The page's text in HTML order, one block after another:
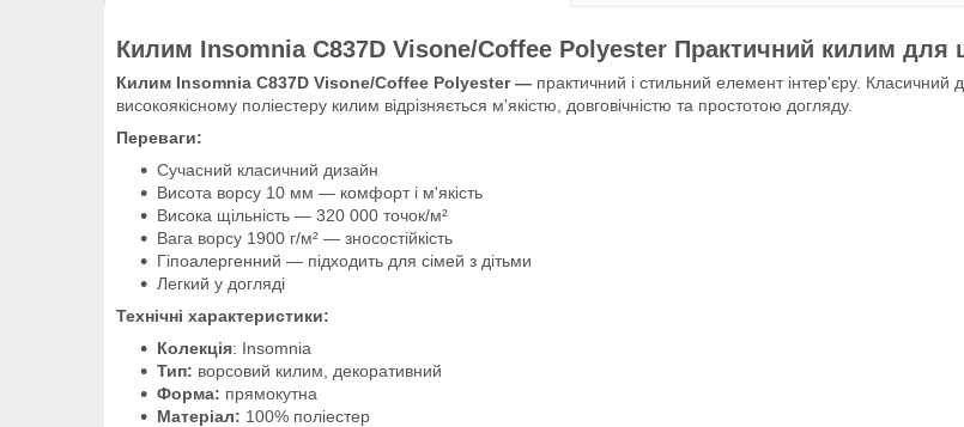
Килим Insomnia C837D Visone/Coffee Polyester Практичний килим для
Килим Insomnia C837D Visone/Coffee Polyester — практичний і стильний елемент інтер'єру.
високоякісному поліестеру килим відрізняється м'якістю, довговічністю та простотою догляду.
Переваги:
Сучасний класичний дизайн
Висота ворсу 10 мм — комфорт і м'якість
Висока щільність — 320 000 точок/м²
Вага ворсу 1900 г/м² — зносостійкість
Гіпоалергенний — підходить для сімей з дітьми
Легкий у догляді
Технічні характеристики:
Колекція: Insomnia
Тип: ворсовий килим, декоративний
Форма: прямокутна
Матеріал: 100% поліестер